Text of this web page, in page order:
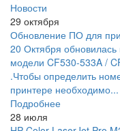
Новости
29 октября
Обновление ПО для
20 Октября
модели CF530-533A /
.Чтобы определить
принтере необходимо...
Подробнее
28 июля